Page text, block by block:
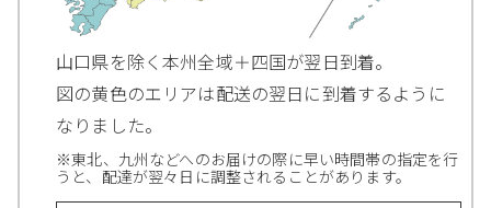
山口県を除く本州全域＋四国が翌日到着。
図の黄色のエリアは配送の翌日に到着するように
なりました。
※東北、九州などへのお届けの際に早い時間帯の指定を行
うと、配達が翌々日に調整されることがあります。